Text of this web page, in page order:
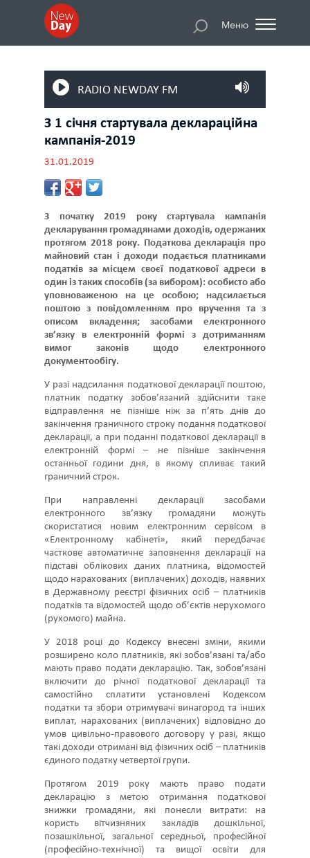
Меню
RADIO NEWDAY FM
З 1 січня стартувала деклараційна
кампанія-2019
31.01.2019
З початку 2019 року стартувала кампанія
декларування громадянами доходів, одержаних
протягом 2018 року. Податкова декларація про
майновий стан і доходи подається платниками
податків за місцем своєї податкової адреси в
один із таких способів (за вибором): особисто або
уповноваженою на це особою; надсилається
поштою з повідомленням про вручення та з
описом вкладення; засобами електронного
зв’язку в електронній формі з дотриманням
вимог законів щодо електронного
документообігу.
У разі надсилання податкової декларації поштою,
платник податку зобов’язаний здійснити таке
відправлення не пізніше ніж за п’ять днів до
закінчення граничного строку подання податкової
декларації, а при поданні податкової декларації в
електронній формі – не пізніше закінчення
останньої години дня, в якому спливає такий
граничний строк.
При направленні декларації засобами
електронного зв’язку громадяни можуть
скористатися новим електронним сервісом в
«Електронному кабінеті», який передбачає
часткове автоматичне заповнення декларації на
підставі облікових даних платника, відомостей
щодо нарахованих (виплачених) доходів, наявних
в Державному реєстрі фізичних осіб – платників
податків та відомостей щодо об’єктів нерухомого
(рухомого) майна.
У 2018 році до Кодексу внесені зміни, якими
розширено коло платників, які зобов’язані та/або
мають право подати декларацію. Так, зобов’язані
включити до річної податкової декларації та
самостійно сплатити установлені Кодексом
податки та збори отримувачі винагород та інших
виплат, нарахованих (виплачених) відповідно до
умов цивільно-правового договору у разі, якщо
такі доходи отримані від фізичних осіб – платників
єдиного податку четвертої групи.
Протягом 2019 року мають право подати
декларацію з метою отримання податкової
знижки громадяни, які понесли витрати: на
користь вітчизняних закладів дошкільної,
позашкільної, загальної середньої, професійної
(професійно-технічної) та вищої освіти для